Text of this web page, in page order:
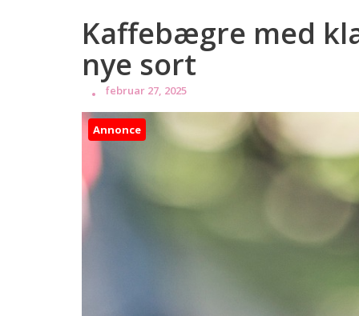
Kaffebægre med
nye sort
februar 27, 2025
Annonce